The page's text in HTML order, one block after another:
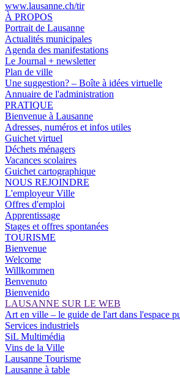
www.lausanne.ch/tir
À PROPOS
Portrait de Lausanne
Actualités municipales
Agenda des manifestations
Le Journal + newsletter
Plan de ville
Une suggestion? – Boîte à idées virtuelle
Annuaire de l'administration
PRATIQUE
Bienvenue à Lausanne
Adresses, numéros et infos utiles
Guichet virtuel
Déchets ménagers
Vacances scolaires
Guichet cartographique
NOUS REJOINDRE
L'employeur Ville
Offres d'emploi
Apprentissage
Stages et offres spontanées
TOURISME
Bienvenue
Welcome
Willkommen
Benvenuto
Bienvenido
LAUSANNE SUR LE WEB
Art en ville – le guide de l'art dans l'espace
Services industriels
SiL Multimédia
Vins de la Ville
Lausanne Tourisme
Lausanne à table